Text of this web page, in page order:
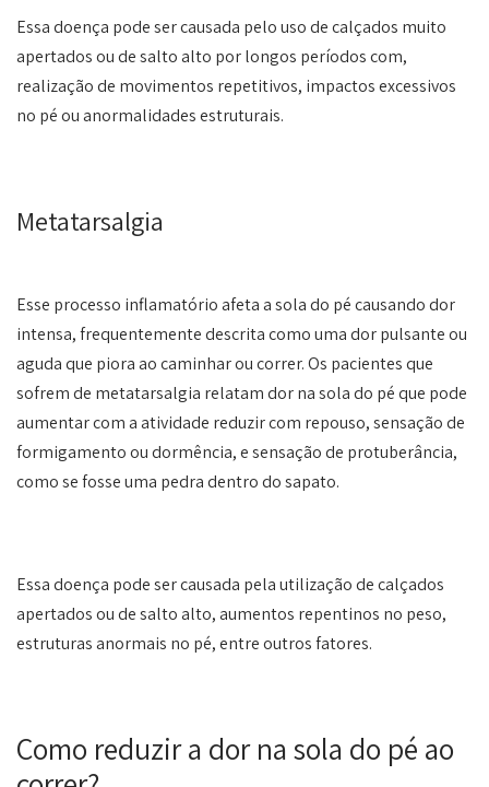
Essa doença pode ser causada pelo uso de calçados muito
apertados ou de salto alto por longos períodos com,
realização de movimentos repetitivos, impactos excessivos
no pé ou anormalidades estruturais.
Metatarsalgia
Esse processo inflamatório afeta a sola do pé causando dor
intensa, frequentemente descrita como uma dor pulsante ou
aguda que piora ao caminhar ou correr. Os pacientes que
sofrem de metatarsalgia relatam dor na sola do pé que pode
aumentar com a atividade reduzir com repouso, sensação de
formigamento ou dormência, e sensação de protuberância,
como se fosse uma pedra dentro do sapato.
Essa doença pode ser causada pela utilização de calçados
apertados ou de salto alto, aumentos repentinos no peso,
estruturas anormais no pé, entre outros fatores.
Como reduzir a dor na sola do pé ao